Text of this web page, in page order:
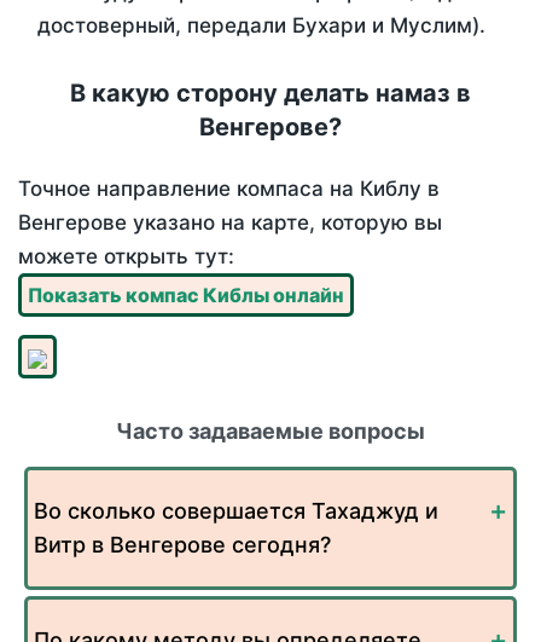
достоверный, передали Бухари и Муслим).
В какую сторону делать намаз в
Венгерове?
Точное направление компаса на Киблу в
Венгерове указано на карте, которую вы
можете открыть тут:
Показать компас Киблы онлайн
Часто задаваемые вопросы
Во сколько совершается Тахаджуд и
Витр в Венгерове сегодня?